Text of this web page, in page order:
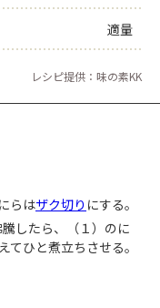
適量
レシピ提供：味の素KK
らはザク切り にする。
したら、（１）のに
てひと煮立ちさせる。